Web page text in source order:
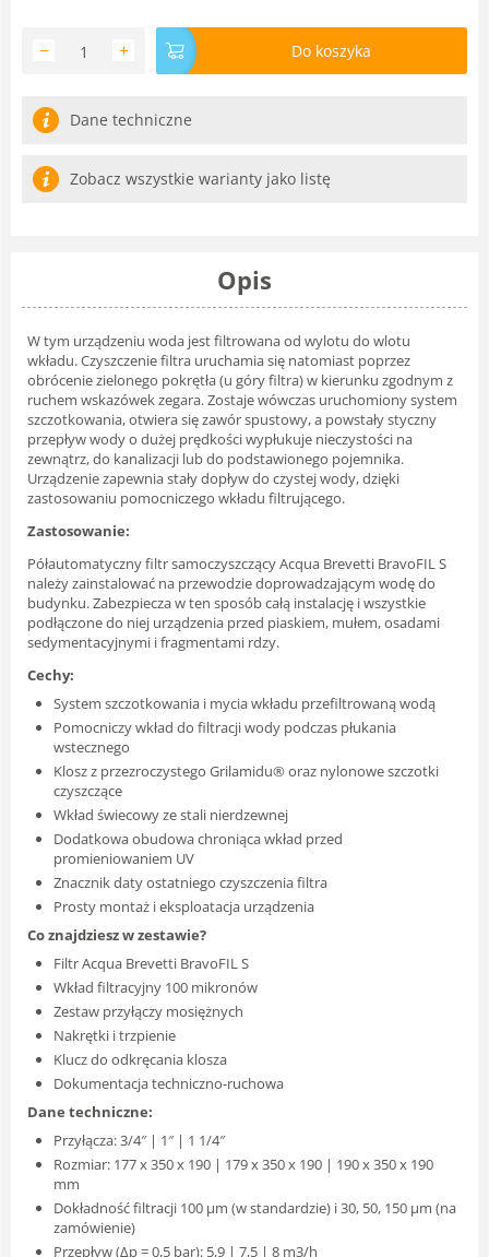
+
− Do koszyka
Dane techniczne
Zobacz wszystkie warianty jako listę
Opis
W tym urządzeniu woda jest filtrowana od wylotu do wlotu
wkładu. Czyszczenie filtra uruchamia się natomiast poprzez
obrócenie zielonego pokrętła (u góry filtra) w kierunku zgodnym z
ruchem wskazówek zegara. Zostaje wówczas uruchomiony system
szczotkowania, otwiera się zawór spustowy, a powstały styczny
przepływ wody o dużej prędkości wypłukuje nieczystości na
zewnątrz, do kanalizacji lub do podstawionego pojemnika.
Urządzenie zapewnia stały dopływ do czystej wody, dzięki
zastosowaniu pomocniczego wkładu filtrującego.
Zastosowanie:
Półautomatyczny filtr samoczyszczący Acqua Brevetti BravoFIL S
należy zainstalować na przewodzie doprowadzającym wodę do
budynku. Zabezpiecza w ten sposób całą instalację i wszystkie
podłączone do niej urządzenia przed piaskiem, mułem, osadami
sedymentacyjnymi i fragmentami rdzy.
Cechy:
System szczotkowania i mycia wkładu przefiltrowaną wodą
Pomocniczy wkład do filtracji wody podczas płukania
wstecznego
Klosz z przezroczystego Grilamidu® oraz nylonowe szczotki
czyszczące
Wkład świecowy ze stali nierdzewnej
Dodatkowa obudowa chroniąca wkład przed
promieniowaniem UV
Znacznik daty ostatniego czyszczenia filtra
Prosty montaż i eksploatacja urządzenia
Co znajdziesz w zestawie?
Filtr Acqua Brevetti BravoFIL S
Wkład filtracyjny 100 mikronów
Zestaw przyłączy mosiężnych
Nakrętki i trzpienie
Klucz do odkręcania klosza
Dokumentacja techniczno-ruchowa
Dane techniczne:
Przyłącza: 3/4″ | 1″ | 1 1/4″
Rozmiar: 177 x 350 x 190 | 179 x 350 x 190 | 190 x 350 x 190
mm
Dokładność filtracji 100 μm (w standardzie) i 30, 50, 150 μm (na
zamówienie)
Przepływ (Δp = 0,5 bar): 5,9 | 7,5 | 8 m3/h